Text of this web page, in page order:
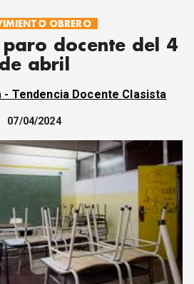
POLÍTICAS
OBRERO
ECONOMÍA
Y CULTURA
JUVENTUD
DE LECTORES
DEBATE
ARCHIVO
OPINIÓN
RESPONDE
Obrera Revista
OBRERO
paro docente del 4
de abril
- Tendencia Docente Clasista
07/04/2024